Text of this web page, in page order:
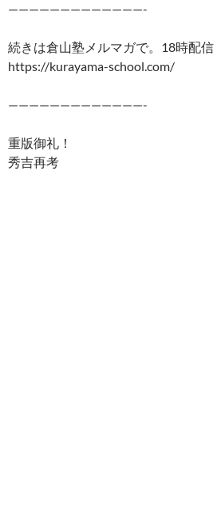
—————————————-
続きは倉山塾メルマガで。18時配信
https://kurayama-school.com/
—————————————-
重版御礼！
秀吉再考